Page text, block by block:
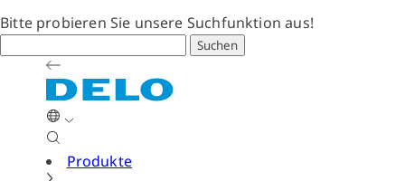
Bitte probieren Sie unsere Suchfunktion aus!
Suchen
Produkte